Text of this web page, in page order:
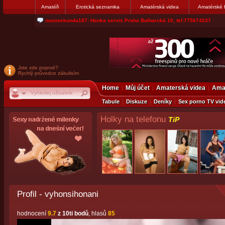
Amatéři Erotická seznamka Amatérská videa Amatérské
jjoseff: Najde se par, ktery nekdy přemýšlel o divákovi. Napiste
Jste zde poprvé?
Rychlý průvodce zákulisím
Home Můj účet Amaterská videa
Tabule Diskuze Deníky Sex porno TV
Holky na telefonu TiP
Profil - vyhonsihonani
hodnocení 9.7z 10ti bodů, hlasů 85